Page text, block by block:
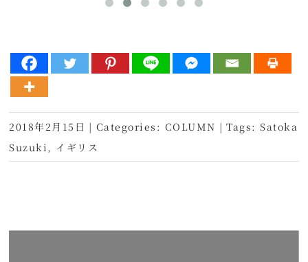
2018年2月15日 | Categories: COLUMN | Tags:Satoka
Suzuki , イギリス